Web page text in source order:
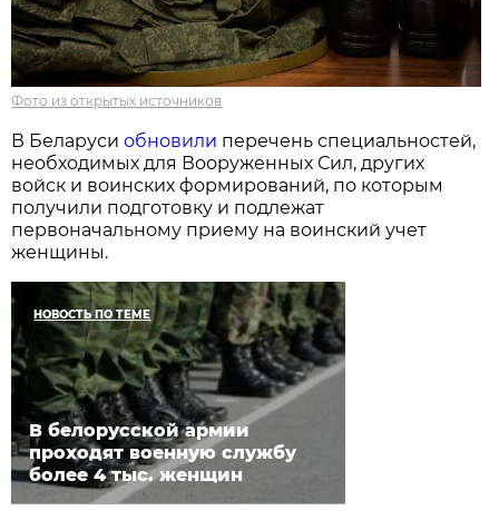
Фото из открытых источников
В Беларусиобновили перечень специальностей,
необходимых для Вооруженных Сил, других
войск и воинских формирований, по которым
получили подготовку и подлежат
первоначальному приему на воинский учет
женщины.
НОВОСТЬ ПО ТЕМЕ
В белорусской армии
проходят военную службу
более 4 тыс. женщин